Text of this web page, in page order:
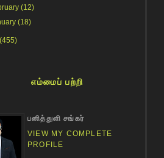
(12)
(18)
(455)
எம்மைப் பற்றி
பனித்துளி சங்கர்
VIEW MY COMPLETE
PROFILE